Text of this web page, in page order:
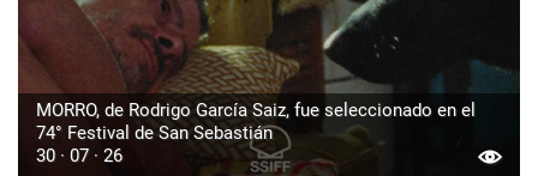
MORRO, de Rodrigo García Saiz, fue seleccionado en el
74° Festival de San Sebastián
30 · 07 · 26